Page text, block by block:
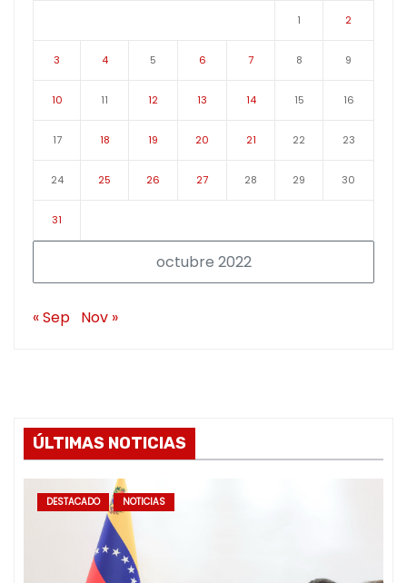
octubre 2022
1 2
3 4 5 6 7 8 9
10 11 12 13 14 15 16
17 18 19 20 21 22 23
24 25 26 27 28 29 30
31
« Sep Nov »
ÚLTIMAS NOTICIAS
DESTACADO NOTICIAS